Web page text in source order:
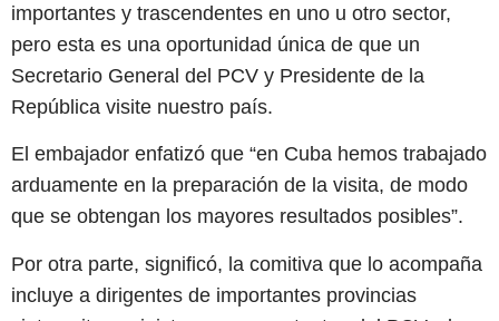
importantes y trascendentes en uno u otro sector,
pero esta es una oportunidad única de que un
Secretario General del PCV y Presidente de la
República visite nuestro país.
El embajador enfatizó que “en Cuba hemos trabajado
arduamente en la preparación de la visita, de modo
que se obtengan los mayores resultados posibles”.
Por otra parte, significó, la comitiva que lo acompaña
incluye a dirigentes de importantes provincias